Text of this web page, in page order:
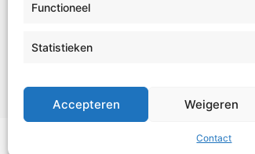
Functioneel
Statistieken
Accepteren Weigeren
Contact